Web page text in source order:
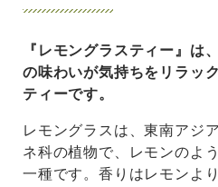
『レモングラスティー』は
の味わいが気持ちをリラッ
ティーです。
レモングラスは、東南アジ
ネ科の植物で、レモンのよ
一種です。香りはレモンよ